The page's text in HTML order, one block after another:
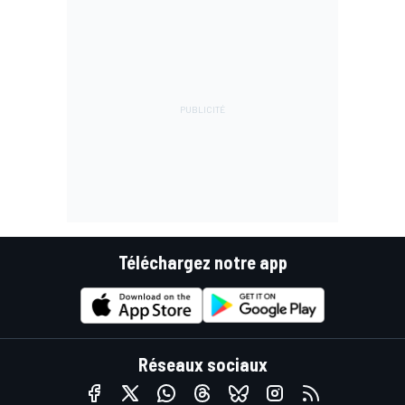
Téléchargez notre app
Réseaux sociaux